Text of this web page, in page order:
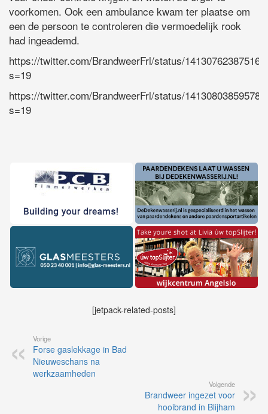
voorkomen. Ook een ambulance kwam ter plaatse om
een de persoon te controleren die vermoedelijk rook
had ingeademd.
https://twitter.com/BrandweerFrl/status/
s=19
https://twitter.com/BrandweerFrl/status/
s=19
[jetpack-related-posts]
Vorige
Forse gaslekkage in Bad
Nieuweschans na
werkzaamheden
Volgende
Brandweer ingezet voor
hooibrand in Blijham